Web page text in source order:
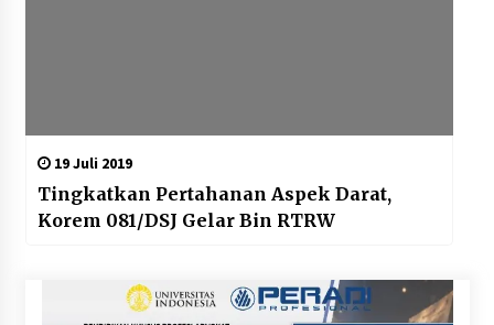
19 Juli 2019
Tingkatkan Pertahanan Aspek Darat,
Korem 081/DSJ Gelar Bin RTRW